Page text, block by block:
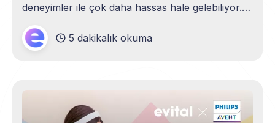
deneyimler ile çok daha hassas hale gelebiliyor.
büyüyebildiği bu dönemde hem kendi sınırlarını
hem de çocuğunun duygusal ihtiyaçlarını
5 dakikalık okuma